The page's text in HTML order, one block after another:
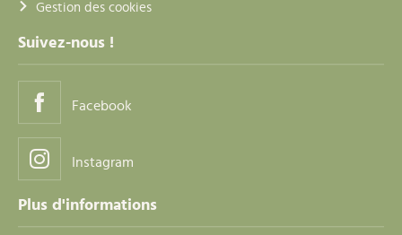
Gestion des cookies
Suivez-nous !
Facebook
Instagram
Plus d'informations